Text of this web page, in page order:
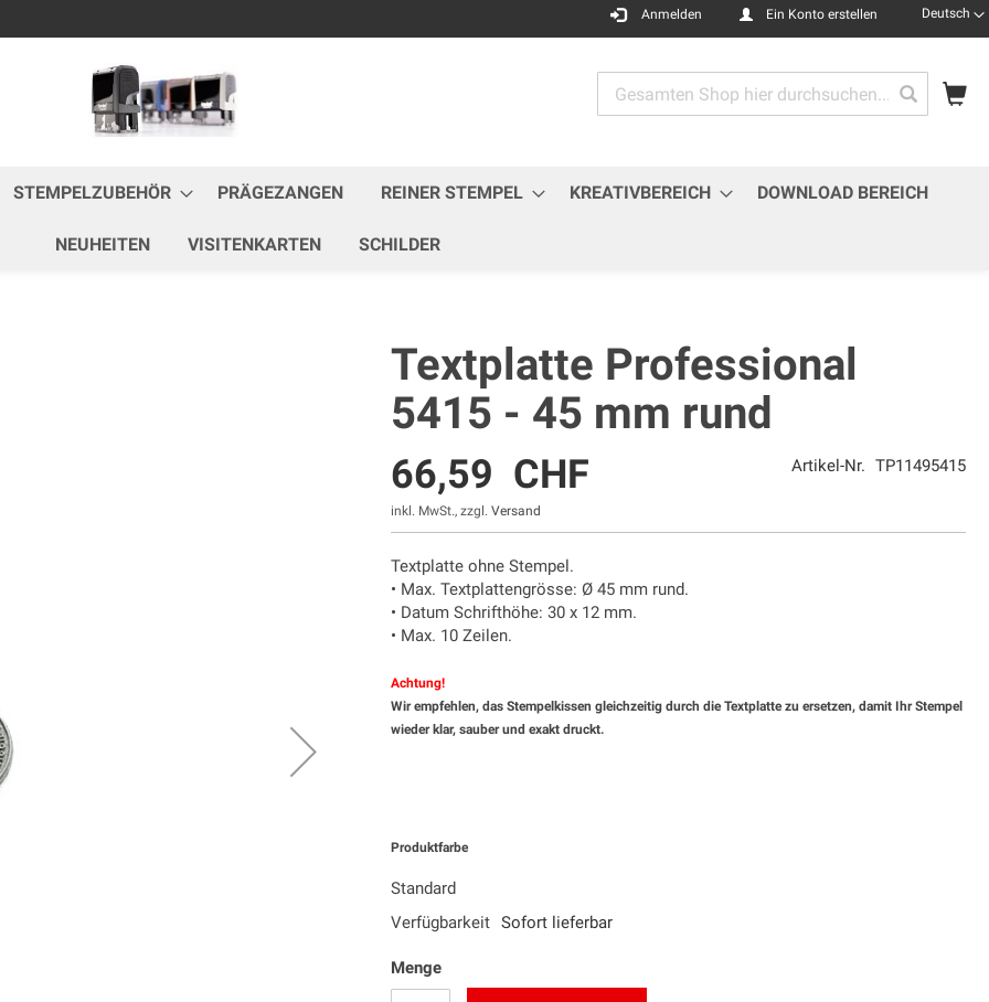
springen
Sprache
Deutsch
Anmelden Ein Konto erstellen
Search
STEMPELZUBEHÖR PRÄGEZANGEN REINER STEMPEL KREATIVBEREICH DOWNLOAD BEREICH
NEUHEITEN VISITENKARTEN SCHILDER
Textplatte Professional
5415 - 45 mm rund
66,59 CHF
inkl. MwSt., zzgl.Versand
Artikel-Nr. TP11495415
Textplatte ohne Stempel.
• Max. Textplattengrösse: Ø 45 mm rund.
• Datum Schrifthöhe: 30 x 12 mm.
• Max. 10 Zeilen.
Achtung!​
Wir empfehlen, das Stempelkissen gleichzeitig durch die Textplatte zu ersetzen, damit Ihr Stempel
wieder klar, sauber und exakt druckt.
Produktfarbe
Standard
Verfügbarkeit Sofort lieferbar
Menge